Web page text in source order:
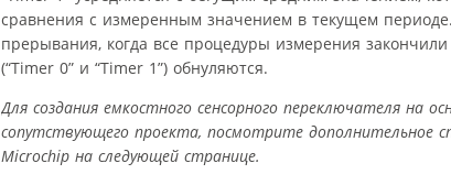
сравнения с измеренным значением в текущем
прерывания, когда все процедуры измерения
(“Timer 0” и “Timer 1”) обнуляются.
Для создания емкостного сенсорного переключателя на
сопутствующего проекта, посмотрите дополнительное
Microchip на следующей странице.